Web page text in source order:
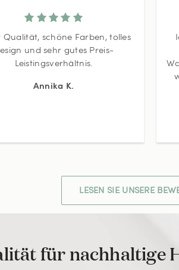
Qualität, schöne Farben, tolles
und sehr gutes Preis-
Leistingsverhältnis.
Annika K.
LESEN SIE UNSERE
für nachhaltige